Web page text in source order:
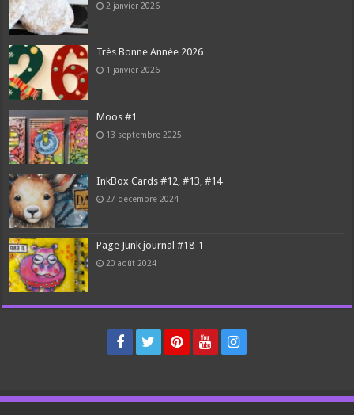
2 janvier 2026
Très Bonne Année 2026
1 janvier 2026
Moos #1
13 septembre 2025
InkBox Cards #12, #13, #14
27 décembre 2024
Page Junk journal #18-1
20 août 2024